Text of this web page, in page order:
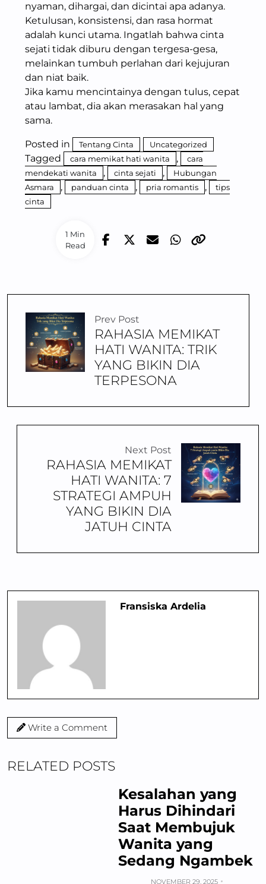
1 Min
Read
nyaman, dihargai, dan dicintai apa adanya.
Ketulusan, konsistensi, dan rasa hormat
adalah kunci utama. Ingatlah bahwa cinta
sejati tidak diburu dengan tergesa-gesa,
melainkan tumbuh perlahan dari kejujuran
dan niat baik.
Jika kamu mencintainya dengan tulus, cepat
atau lambat, dia akan merasakan hal yang
sama.
Posted in Tentang Cinta Uncategorized
Tagged cara memikat hati wanita ,
cara
mendekati wanita
, cinta sejati ,
Hubungan
Asmara
, panduan cinta , pria romantis ,
tips
cinta
Prev Post
RAHASIA MEMIKAT
HATI WANITA: TRIK
YANG BIKIN DIA
TERPESONA
Next Post
RAHASIA MEMIKAT
HATI WANITA: 7
STRATEGI AMPUH
YANG BIKIN DIA
JATUH CINTA
Fransiska Ardelia
Write a Comment
RELATED POSTS
Kesalahan yang
Harus Dihindari
Saat Membujuk
Wanita yang
Sedang Ngambek
NOVEMBER 29, 2025